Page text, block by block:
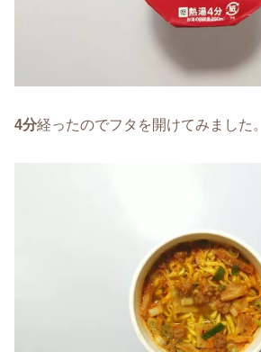
4分経ったのでフタを開けてみました。